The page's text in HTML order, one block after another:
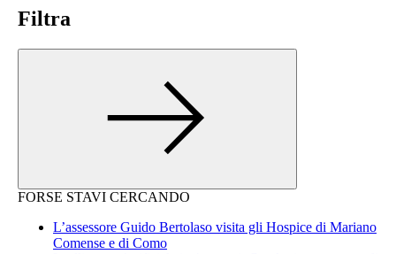
Filtra
FORSE STAVI CERCANDO
L’assessore Guido Bertolaso visita gli Hospice di Mariano
Comense e di Como